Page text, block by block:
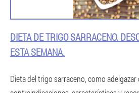
DIETA DE TRIGO SARRACENO.
ESTA SEMANA.
Dieta del trigo sarraceno, como